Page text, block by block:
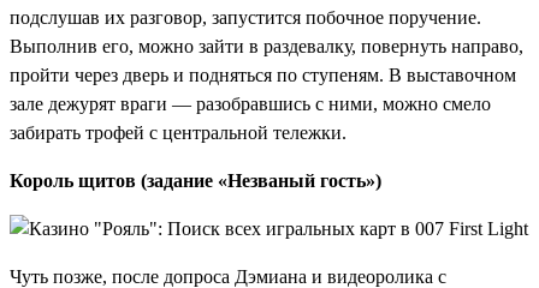
подслушав их разговор, запустится побочное поручение.
Выполнив его, можно зайти в раздевалку, повернуть направо,
пройти через дверь и подняться по ступеням. В выставочном
зале дежурят враги — разобравшись с ними, можно смело
забирать трофей с центральной тележки.
Король щитов (задание «Незваный гость»)
Чуть позже, после допроса Дэмиана и видеоролика с